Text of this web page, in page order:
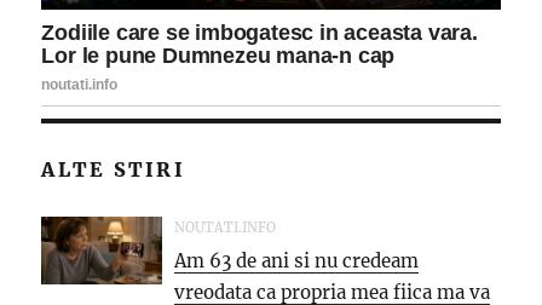
ALTE STIRI
NOUTATI.INFO
Am 63 de ani si nu credeam
vreodata ca propria mea fiica ma va